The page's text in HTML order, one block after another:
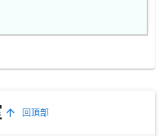
回頂部